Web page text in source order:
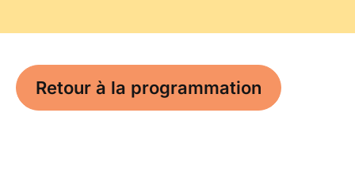
Retour à la programmation